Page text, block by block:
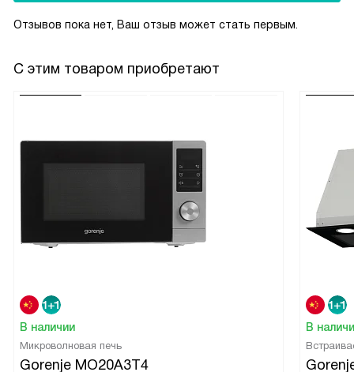
Отзывов пока нет, Ваш отзыв может стать первым.
С этим товаром приобретают
В наличии
Микроволновая печь
Gorenje MO20A3T4
В